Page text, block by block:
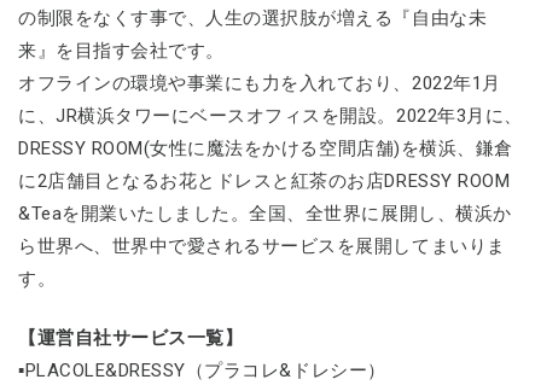
の制限をなくす事で、人生の選択肢が増える『自由な未
来』を目指す会社です。
オフラインの環境や事業にも力を入れており、2022年1月
に、JR横浜タワーにベースオフィスを開設。2022年3月に、
DRESSY ROOM(女性に魔法をかける空間店舗)を横浜、鎌倉
に2店舗目となるお花とドレスと紅茶のお店DRESSY ROOM
&Teaを開業いたしました。全国、全世界に展開し、横浜か
ら世界へ、世界中で愛されるサービスを展開してまいりま
す。
【運営自社サービス一覧】
▪PLACOLE&DRESSY（プラコレ&ドレシー）